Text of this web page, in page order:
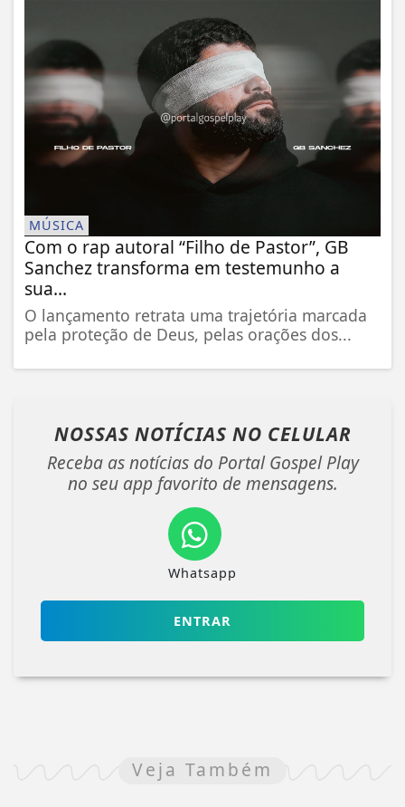
MÚSICA
Com o rap autoral “Filho de Pastor”, GB
Sanchez transforma em testemunho a
sua...
O lançamento retrata uma trajetória marcada
pela proteção de Deus, pelas orações dos...
NOSSAS NOTÍCIAS NO CELULAR
Receba as notícias do Portal Gospel Play
no seu app favorito de mensagens.
Whatsapp
ENTRAR
Veja Também